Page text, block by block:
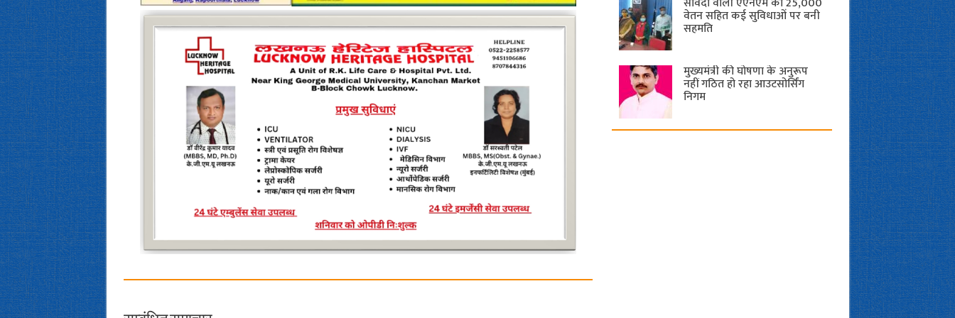
वेतन सहित कई सुविधाओं पर बनी
सहमति
मुख्यमंत्री की घोषणा के अनुरूप
नहीं गठित हो रहा आउटसोर्सिंग
निगम